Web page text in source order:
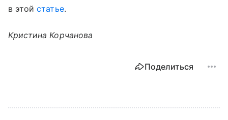
в этойстатье.
Кристина Корчанова
Поделиться